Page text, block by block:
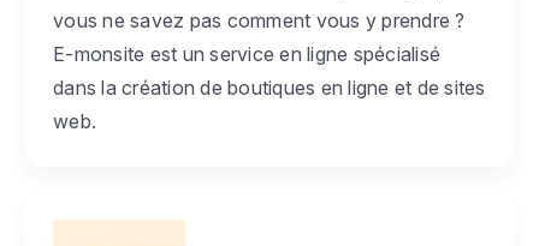
vous ne savez pas comment vous y prendre ?
E-monsite est un service en ligne spécialisé
dans la création de boutiques en ligne et de sites
web.